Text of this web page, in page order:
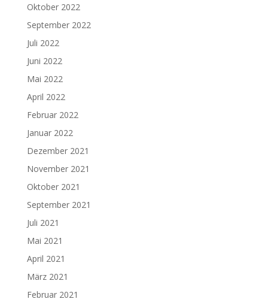
Oktober 2022
September 2022
Juli 2022
Juni 2022
Mai 2022
April 2022
Februar 2022
Januar 2022
Dezember 2021
November 2021
Oktober 2021
September 2021
Juli 2021
Mai 2021
April 2021
März 2021
Februar 2021